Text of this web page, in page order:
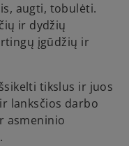
augti, tobulėti.
ir dydžių
įgūdžių ir
tikslus ir juos
lanksčios darbo
asmeninio